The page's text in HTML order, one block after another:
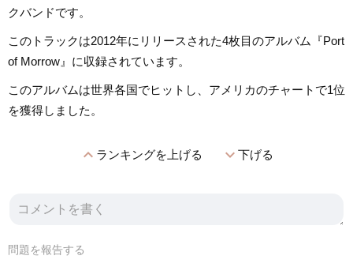
クバンドです。
このトラックは2012年にリリースされた4枚目のアルバム『Port
of Morrow』に収録されています。
このアルバムは世界各国でヒットし、アメリカのチャートで1位
を獲得しました。
expand_lessランキングを上げる expand_more下げる
問題を報告する